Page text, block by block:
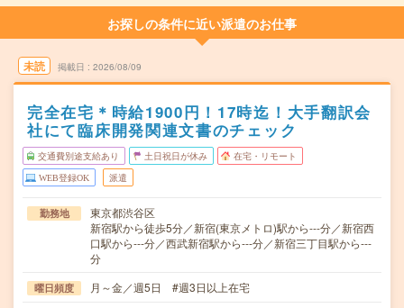
お探しの条件に近い派遣のお仕事
未読 掲載日 2026/08/09
完全在宅＊時給1900円！17時迄！大手翻訳会
社にて臨床開発関連文書のチェック
交通費別途支給あり 土日祝日が休み 在宅・リモート
WEB登録OK 派遣
勤務地
東京都渋谷区
新宿駅から徒歩5分／新宿(東京メトロ)駅から---分／新宿西
口駅から---分／西武新宿駅から---分／新宿三丁目駅から---
分
曜日頻度 月～金／週5日 #週3日以上在宅